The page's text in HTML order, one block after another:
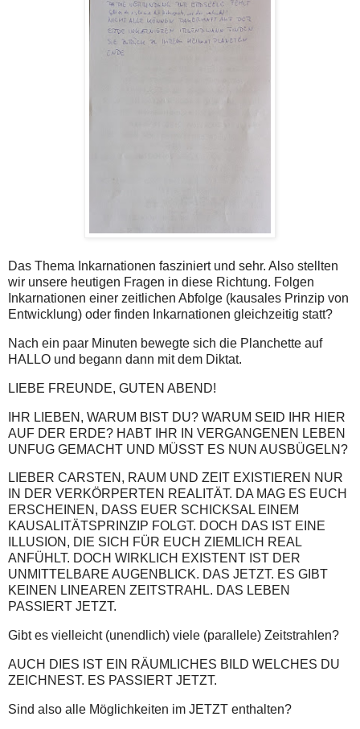
Das Thema Inkarnationen fasziniert und sehr. Also stellten
wir unsere heutigen Fragen in diese Richtung. Folgen
Inkarnationen einer zeitlichen Abfolge (kausales Prinzip von
Entwicklung) oder finden Inkarnationen gleichzeitig statt?
Nach ein paar Minuten bewegte sich die Planchette auf
HALLO und begann dann mit dem Diktat.
LIEBE FREUNDE, GUTEN ABEND!
IHR LIEBEN, WARUM BIST DU? WARUM SEID IHR HIER
AUF DER ERDE? HABT IHR IN VERGANGENEN LEBEN
UNFUG GEMACHT UND MÜSST ES NUN AUSBÜGELN?
LIEBER CARSTEN, RAUM UND ZEIT EXISTIEREN NUR
IN DER VERKÖRPERTEN REALITÄT. DA MAG ES EUCH
ERSCHEINEN, DASS EUER SCHICKSAL EINEM
KAUSALITÄTSPRINZIP FOLGT. DOCH DAS IST EINE
ILLUSION, DIE SICH FÜR EUCH ZIEMLICH REAL
ANFÜHLT. DOCH WIRKLICH EXISTENT IST DER
UNMITTELBARE AUGENBLICK. DAS JETZT. ES GIBT
KEINEN LINEAREN ZEITSTRAHL. DAS LEBEN
PASSIERT JETZT.
Gibt es vielleicht (unendlich) viele (parallele) Zeitstrahlen?
AUCH DIES IST EIN RÄUMLICHES BILD WELCHES DU
ZEICHNEST. ES PASSIERT JETZT.
Sind also alle Möglichkeiten im JETZT enthalten?